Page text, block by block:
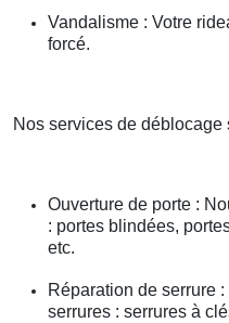
Vandalisme : Votre
forcé.
Nos services de déblocage
Ouverture de porte :
: portes blindées,
etc.
Réparation de serrure
serrures : serrures à